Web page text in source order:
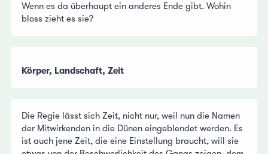
Wenn es da überhaupt ein anderes Ende gibt. Wohin
bloss zieht es sie?
Körper, Landschaft, Zeit
Die Regie lässt sich Zeit, nicht nur, weil nun die Namen
der Mitwirkenden in die Dünen eingeblendet werden. Es
ist auch jene Zeit, die eine Einstellung braucht, will sie